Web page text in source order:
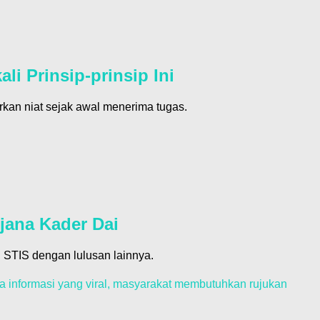
Prinsip-prinsip Ini
niat sejak awal menerima tugas.
Kader Dai
dengan lulusan lainnya.